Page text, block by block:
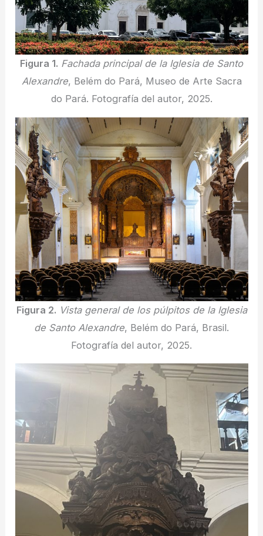
Figura 1. Fachada principal de la Iglesia de Santo
Alexandre, Belém do Pará, Museo de Arte Sacra
do Pará. Fotografía del autor, 2025.
Figura 2. Vista general de los púlpitos de la Iglesia
de Santo Alexandre, Belém do Pará, Brasil.
Fotografía del autor, 2025.